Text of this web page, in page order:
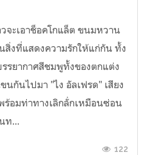
ะเอาช็อคโกแล็ต ขนมหวาน
สิ่งที่แสดงความรักให้แก่กัน ทั้ง
รยากาศสีชมพูทั้งของตกแต่ง
กันไปมา "ไง อัลเฟรด" เสียง
อมท่าทางเลิกลั่กเหมือนซ่อน
ท...
122